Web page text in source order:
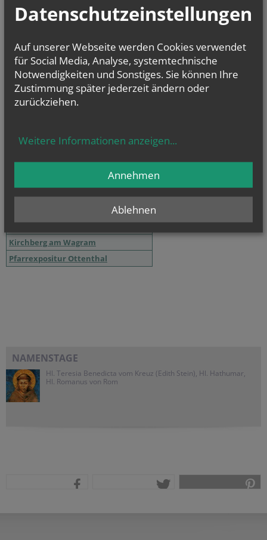
CHRONIK
Sternsingeraktion 2018
Pfarrverband Kirchberg am Wagram
Altenwörth
Kirchberg am Wagram
Pfarrexpositur Ottenthal
NAMENSTAGE
Hl. Teresia Benedicta vom Kreuz (Edith Stein), Hl. Hathumar,
Hl. Romanus von Rom
Datenschutzeinstellungen
Auf unserer Webseite werden Cookies verwendet
für Social Media, Analyse, systemtechnische
Notwendigkeiten und Sonstiges. Sie können Ihre
Zustimmung später jederzeit ändern oder
zurückziehen.
Weitere Informationen anzeigen...
Ablehnen
Annehmen